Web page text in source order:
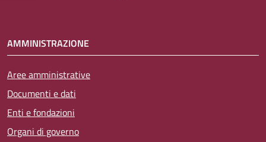
AMMINISTRAZIONE
Aree amministrative
Documenti e dati
Enti e fondazioni
Organi di governo